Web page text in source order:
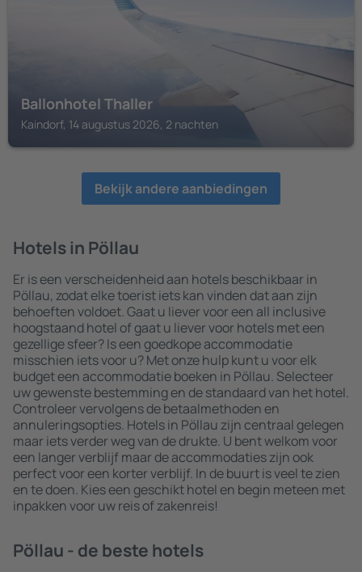
Ballonhotel Thaller
Kaindorf, 14 augustus 2026, 2 nachten
Bekijk andere aanbiedingen
Hotels in Pöllau
Er is een verscheidenheid aan hotels beschikbaar in
Pöllau, zodat elke toerist iets kan vinden dat aan zijn
behoeften voldoet. Gaat u liever voor een all inclusive
hoogstaand hotel of gaat u liever voor hotels met een
gezellige sfeer? Is een goedkope accommodatie
misschien iets voor u? Met onze hulp kunt u voor elk
budget een accommodatie boeken in Pöllau. Selecteer
uw gewenste bestemming en de standaard van het hotel.
Controleer vervolgens de betaalmethoden en
annuleringsopties. Hotels in Pöllau zijn centraal gelegen
maar iets verder weg van de drukte. U bent welkom voor
een langer verblijf maar de accommodaties zijn ook
perfect voor een korter verblijf. In de buurt is veel te zien
en te doen. Kies een geschikt hotel en begin meteen met
inpakken voor uw reis of zakenreis!
Pöllau - de beste hotels